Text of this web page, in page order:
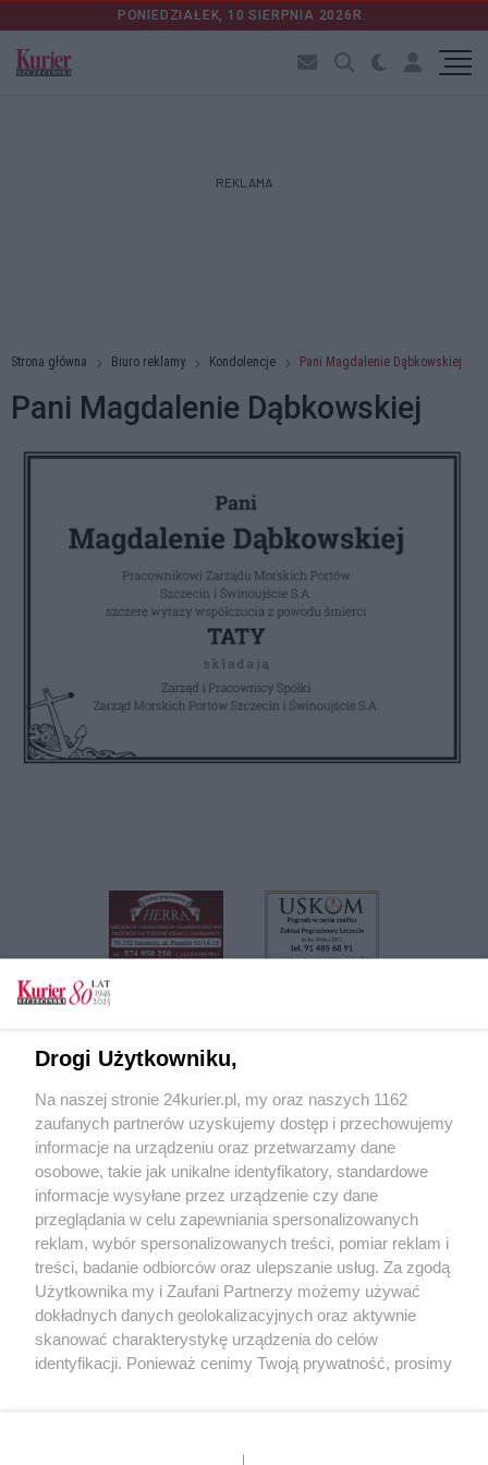
PONIEDZIAŁEK, 10 SIERPNIA 2026R.
REKLAMA
Strona główna Biuro reklamy Kondolencje Pani Magdalenie Dąbkowskiej
Pani Magdalenie Dąbkowskiej
Kondolencje
Henryk Gęsikowski
Marek Matkowski
Anna Gęsikowska
Elżbieta Przybysz
Drogi Użytkowniku,
Na naszej stronie 24kurier.pl, my oraz naszych 1162
zaufanych partnerów uzyskujemy dostęp i przechowujemy
informacje na urządzeniu oraz przetwarzamy dane
osobowe, takie jak unikalne identyfikatory, standardowe
informacje wysyłane przez urządzenie czy dane
przeglądania w celu zapewniania spersonalizowanych
reklam, wybór spersonalizowanych treści, pomiar reklam i
treści, badanie odbiorców oraz ulepszanie usług. Za zgodą
Użytkownika my i Zaufani Partnerzy możemy używać
dokładnych danych geolokalizacyjnych oraz aktywnie
skanować charakterystykę urządzenia do celów
identyfikacji. Ponieważ cenimy Twoją prywatność, prosimy
prywatności znajdujący się w lewym dolnym rogu strony